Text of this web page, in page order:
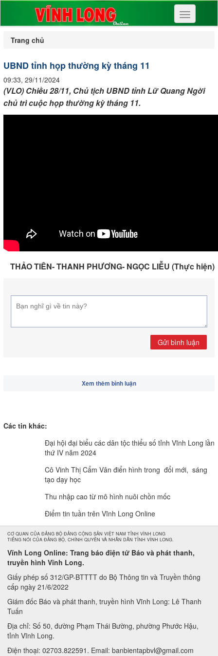
Toggle
navigation
Trang chủ
UBND tỉnh họp thường kỳ tháng 11
09:33, 29/11/2024
(VLO) Chiều 28/11, Chủ tịch UBND tỉnh Lữ Quang Ngời
chủ trì cuộc họp thường kỳ tháng 11.
THẢO TIÊN- THANH PHƯƠNG- NGỌC LIỄU (Thực hiện)
Gửi bình luận
Xem thêm bình luận
Các tin khác:
Đại hội đại biểu các dân tộc thiểu số tỉnh Vĩnh Long lần
thứ IV năm 2024
Cô Vinh Thị Cẩm Vân điển hình trong đổi mới, sáng
tạo dạy học
Thu nhập cao từ mô hình nuôi chồn mốc
Điểm tin tuần trên Vĩnh Long Online
CƠ QUAN CỦA ĐẢNG BỘ ĐẢNG CỘNG SẢN VIỆT NAM TỈNH VĨNH LONG
TIẾNG NÓI CỦA ĐẢNG BỘ, CHÍNH QUYỀN VÀ NHÂN DÂN TỈNH VĨNH LONG.
Vĩnh Long Online: Trang báo điện tử Báo và phát thanh,
truyền hình Vĩnh Long.
Giấy phép số 312/GP-BTTTT do Bộ Thông tin và Truyền thông
cấp ngày 21/6/2022
Giám đốc Báo và phát thanh, truyền hình Vĩnh Long: Lê Thanh
Tuấn
Địa chỉ: Số 50, đường Phạm Thái Bường, phường Phước Hậu,
tỉnh Vĩnh Long.
Điện thoại: 02703.822591. Email: banbientapbvl@gmail.com